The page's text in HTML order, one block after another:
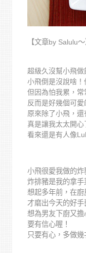
【文章by Salulu～
超級久沒幫小飛做
小飛倒是沒說啥
但因為怕我累，
反而是好幾個可
原來除了小飛，還
真是讓我太太開心
看來還是有人像
小飛很愛我做的炸
炸排豬是我的拿手
想起多年前，在
才磨出今天的好手
想為男友下廚又
要有信心喔！
只要有心，多做